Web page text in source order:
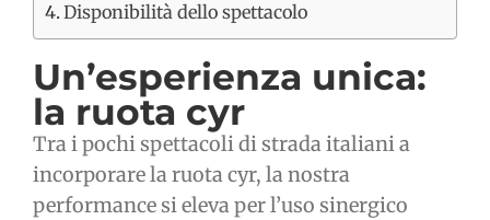
Disponibilità dello spettacolo
Un’esperienza unica:
la ruota cyr
Tra i pochi spettacoli di strada italiani a
incorporare la ruota cyr, la nostra
performance si eleva per l’uso sinergico